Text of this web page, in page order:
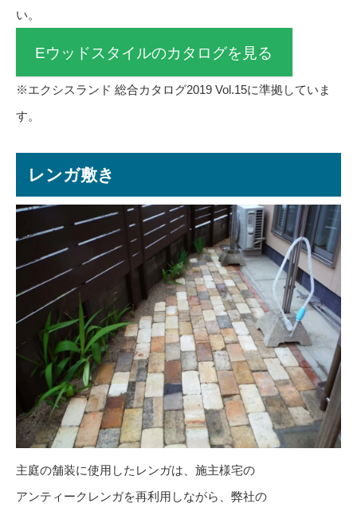
い。
Eウッドスタイルのカタログを見る
※エクシスランド 総合カタログ2019 Vol.15に準拠していま
す。
レンガ敷き
主庭の舗装に使用したレンガは、施主様宅の
アンティークレンガを再利用しながら、弊社の